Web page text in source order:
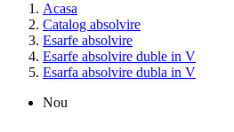
Acasa
Catalog absolvire
Esarfe absolvire
Esarfe absolvire duble in V
Esarfa absolvire dubla in V
Nou